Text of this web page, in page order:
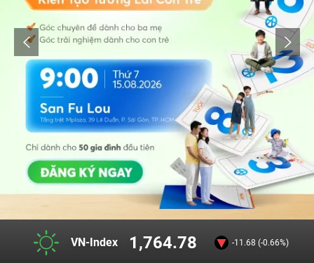
VN-Index 1,764.78 -11.68 (-0.66%)